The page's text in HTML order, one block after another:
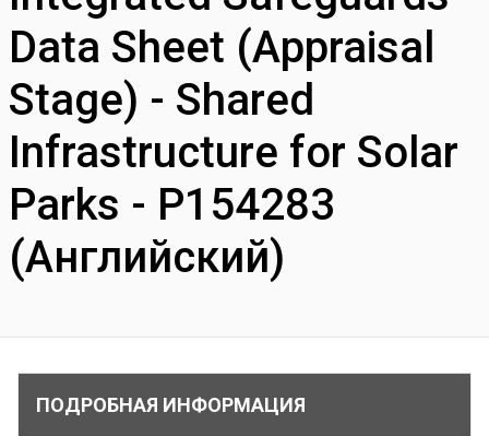
Data Sheet (Appraisal
Stage) - Shared
Infrastructure for Solar
Parks - P154283
(Английский)
ПОДРОБНАЯ ИНФОРМАЦИЯ